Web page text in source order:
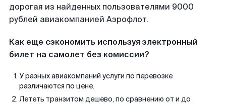
дорогая из найденных пользователями 9000
рублей авиакомпанией Аэрофлот.
Как еще сэкономить используя электронный
билет на самолет без комиссии?
У разных авиакомпаний услуги по перевозке
различаются по цене.
Лететь транзитом дешево, по сравнению от и до